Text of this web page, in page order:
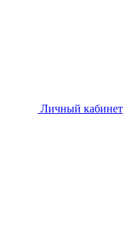
Личный кабинет